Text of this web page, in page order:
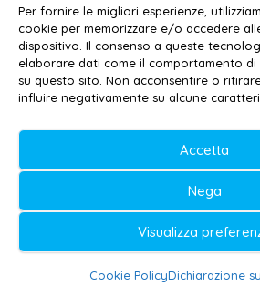
Per fornire le migliori esperienze,
cookie per memorizzare e/o accedere
dispositivo. Il consenso a queste
elaborare dati come il comportamento di
su questo sito. Non acconsentire o
influire negativamente su alcune
Accetta
Nega
Visualizza
Cookie PolicyDichiarazione
Email: redazione@galatina24.it
Contatti –Disclaimer
Privacy policy –Cookie policy
Testata iscritta al n. 11/2020
Stampa Tribunale di
Editore e direttore
Daniele G.